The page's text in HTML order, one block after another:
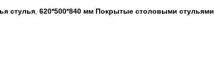
стулья, 620*500*840 мм Покрытые столовыми стульями